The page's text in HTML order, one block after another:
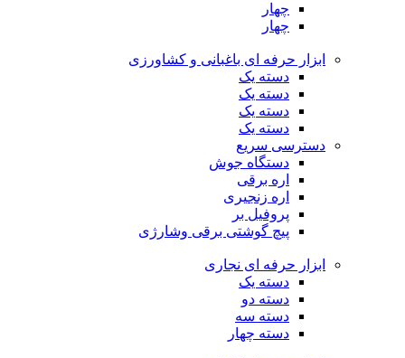
چهار
چهار
ابزار حرفه ای باغبانی و کشاورزی
دسته یک
دسته یک
دسته یک
دسته یک
دسترسی سریع
دستگاه جوش
اره برقی
اره زنجیری
پروفیل بر
پیچ گوشتی برقی وشارژی
ابزار حرفه ای نجاری
دسته یک
دسته دو
دسته سه
دسته چهار